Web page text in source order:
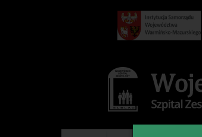
portal
informacyjny
Wrota
Warmii
Mazur